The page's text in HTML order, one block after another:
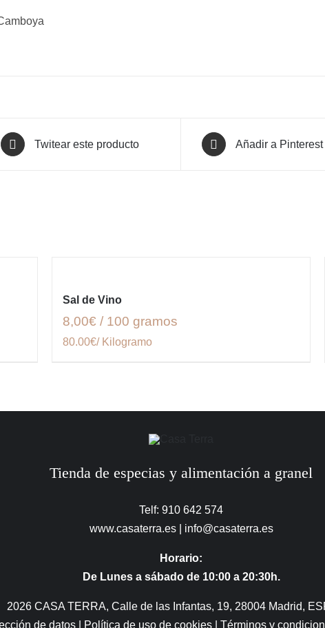
Twitear este producto Añadir a Pinterest
Sal de Vino
8,00€ / 100 gramos
80.00€/ Kilogramo
Tienda de especias y alimentación a granel
Telf: 910 642 574
www.casaterra.es| info@casaterra.es
Horario:
De Lunes a sábado de 10:00 a 20:30h.
2026 CASA TERRA, Calle de las Infantas, 19, 28004 Madrid,
de datos| Política de uso de cookies| Términos y